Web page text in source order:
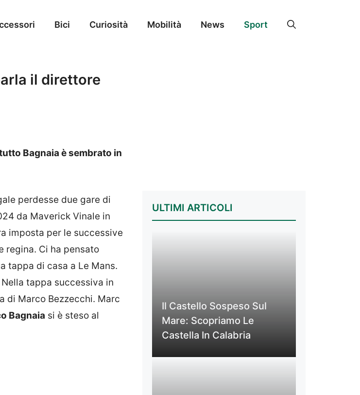
Bici Curiosità Mobilità News Sport
il direttore
Bagnaia è sembrato in
perdesse due gare di
da Maverick Vinale in
imposta per le successive
regina. Ci ha pensato
tappa di casa a Le Mans.
tappa successiva in
di Marco Bezzecchi. Marc
Bagnaia si è steso al
ULTIMI ARTICOLI
Il Castello Sospeso Sul
Mare: Scopriamo Le
Castella In Calabria